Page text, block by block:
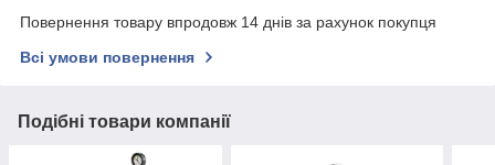
Повернення товару впродовж 14 днів за рахунок покупця
Всі умови повернення
Подібні товари компанії